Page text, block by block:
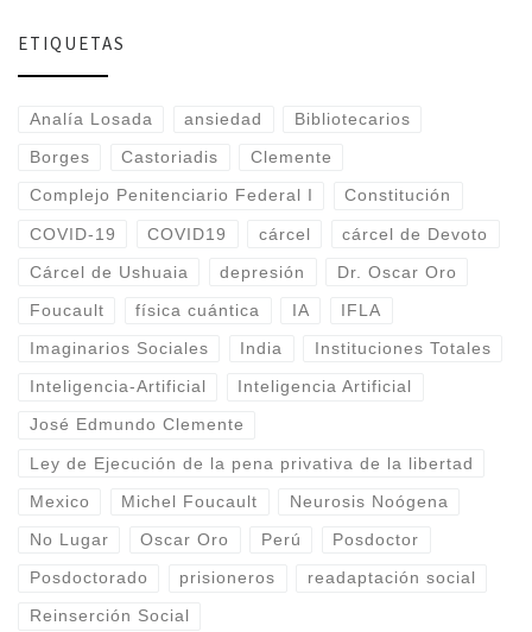
ETIQUETAS
Analía Losada ansiedad Bibliotecarios
Borges Castoriadis Clemente
Complejo Penitenciario Federal I Constitución
COVID-19 COVID19 cárcel cárcel de Devoto
Cárcel de Ushuaia depresión Dr. Oscar Oro
Foucault física cuántica IA IFLA
Imaginarios Sociales India Instituciones Totales
Inteligencia-Artificial Inteligencia Artificial
José Edmundo Clemente
Ley de Ejecución de la pena privativa de la libertad
Mexico Michel Foucault Neurosis Noógena
No Lugar Oscar Oro Perú Posdoctor
Posdoctorado prisioneros readaptación social
Reinserción Social